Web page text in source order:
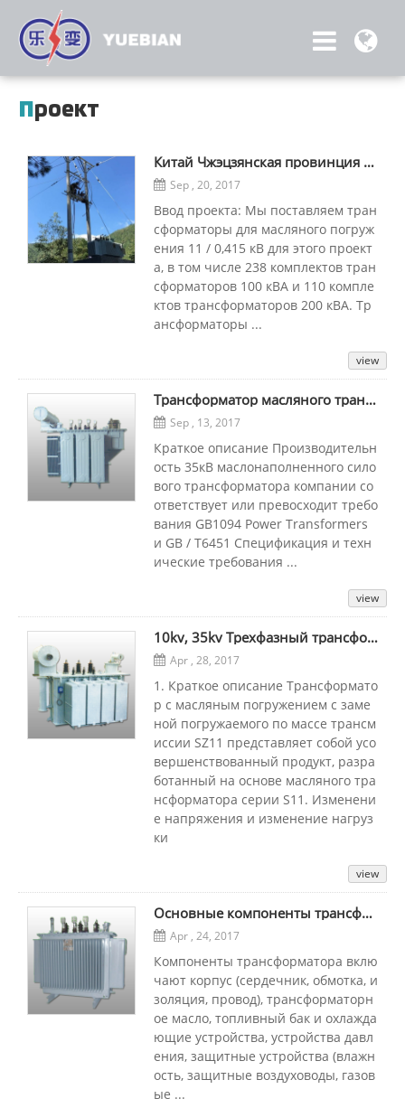
проект
Китай Чжэцзянская провинция Лишуй 11 Линия КВ
Sep , 20, 2017
Ввод проекта: Мы поставляем тран
сформаторы для масляного погруж
ения 11 / 0,415 кВ для этого проект
а, в том числе 238 комплектов тран
сформаторов 100 кВА и 110 компле
ктов трансформаторов 200 кВА. Тр
ансформаторы ...
view
Трансформатор масляного трансформатора
Sep , 13, 2017
Краткое описание Производительн
ость 35кВ маслонаполненного сило
вого трансформатора компании со
ответствует или превосходит требо
вания GB1094 Power Transformers
и GB / T6451 Спецификация и техн
ические требования ...
view
10kv, 35kv Трехфазный трансформатор перекачиваемой нагрузки
Apr , 28, 2017
1. Краткое описание Трансформато
р с масляным погружением с заме
ной погружаемого по массе трансм
иссии SZ11 представляет собой усо
вершенствованный продукт, разра
ботанный на основе масляного тра
нсформатора серии S11. Изменени
е напряжения и изменение нагруз
ки
view
Основные компоненты трансформатора
Apr , 24, 2017
Компоненты трансформатора вклю
чают корпус (сердечник, обмотка, и
золяция, провод), трансформаторн
ое масло, топливный бак и охлажда
ющие устройства, устройства давл
ения, защитные устройства (влажн
ость, защитные воздуховоды, газов
ые ...